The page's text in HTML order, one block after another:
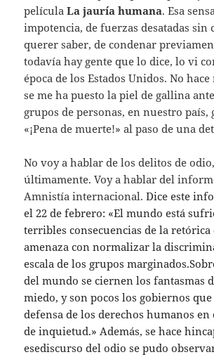
películaLa jauría humana. Esa
impotencia, de fuerzas desatadas sin
querer saber, de condenar
todavía hay gente que lo dice, lo vi
época de los Estados Unidos. No
se me ha puesto la piel de gallina
grupos de personas, en nuestro país,
«¡Pena de muerte!» al paso de una
No voy a hablar de los delitos de
últimamente. Voy a hablar del
Amnistía internacional.Dice este
el 22 de febrero: «El mundo está
terribles consecuencias de la
amenaza con normalizar la
escala de los grupos marginados.
del mundo se ciernen los fantasmas
miedo, y son pocos los gobiernos
defensa de los derechos humanos en
de inquietud.»Además,se hace
esediscurso del odiose pudo